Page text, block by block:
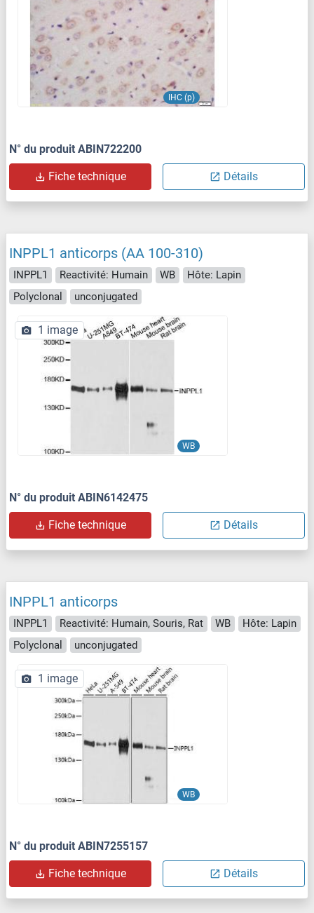
IHC (p)
N° du produit ABIN722200
Fiche technique Détails
INPPL1 anticorps (AA 100-310)
INPPL1 Reactivité: Humain WB
Hôte: Lapin
Polyclonal
unconjugated
WB
1 image
N° du produit ABIN6142475
Fiche technique Détails
INPPL1 anticorps
INPPL1 Reactivité: Humain, Souris, Rat WB
Hôte: Lapin
Polyclonal
unconjugated
WB
1 image
N° du produit ABIN7255157
Fiche technique Détails